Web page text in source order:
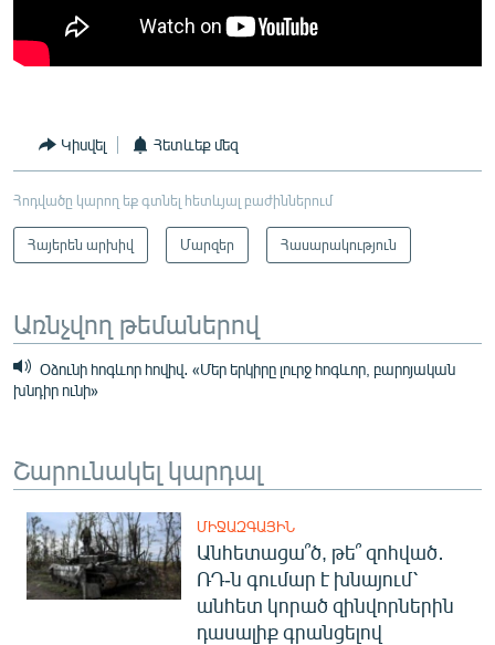
Կիսվել Հետևեք մեզ
Հոդվածը կարող եք գտնել հետևյալ բաժիններում
Հայերեն արխիվ Մարզեր Հասարակություն
Առնչվող թեմաներով
Օձունի հոգևոր հովիվ․ «Մեր երկիրը լուրջ հոգևոր, բարոյական
խնդիր ունի»
Շարունակել կարդալ
ՄԻՋԱԶԳԱՅԻՆ
Անհետացա՞ծ, թե՞ զոհված․
ՌԴ-ն գումար է խնայում՝
անհետ կորած զինվորներին
դասալիք գրանցելով